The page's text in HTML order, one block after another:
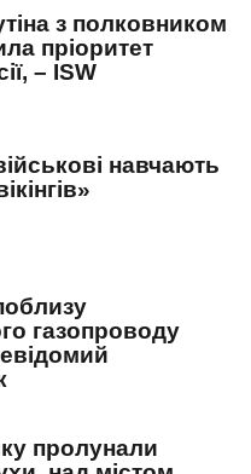
з полковником
пріоритет
– ISW
навчають
газопроводу
пролунали